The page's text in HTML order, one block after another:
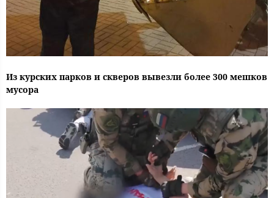
Из курских парков и скверов вывезли более 300 мешков
мусора